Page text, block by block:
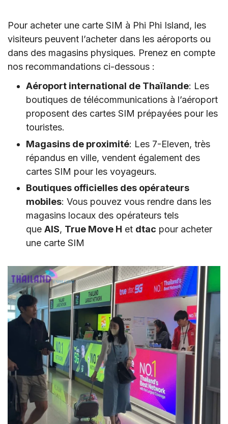
Pour acheter une carte SIM à Phi Phi Island, les
visiteurs peuvent l’acheter dans les aéroports ou
dans des magasins physiques. Prenez en compte
nos recommandations ci-dessous :
Aéroport international de Thaïlande: Les
boutiques de télécommunications à l’aéroport
proposent des cartes SIM prépayées pour les
touristes.
Magasins de proximité: Les 7-Eleven, très
répandus en ville, vendent également des
cartes SIM pour les voyageurs.
Boutiques officielles des opérateurs
mobiles: Vous pouvez vous rendre dans les
magasins locaux des opérateurs tels
que AIS, True Move H et dtac pour acheter
une carte SIM